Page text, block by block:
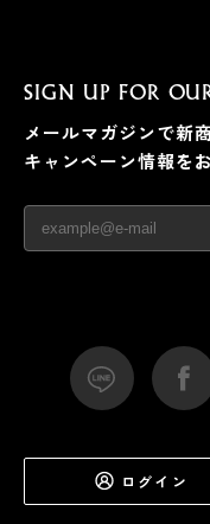
SIGN UP FOR
メールマガジンで新
キャンペーン情報を
ログイン